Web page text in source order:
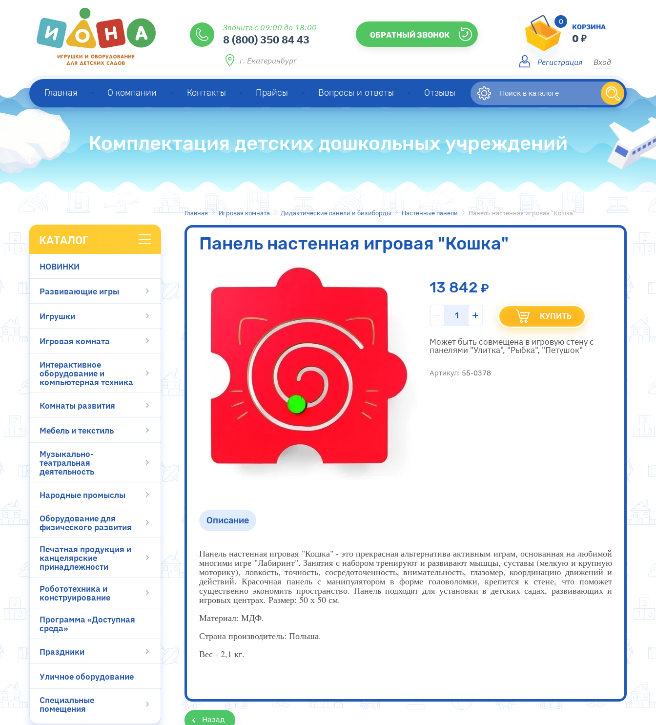
Звоните с 09:00 до 18:00
8 (800) 350 84 43
г. Екатеринбург
ОБРАТНЫЙ ЗВОНОК
0
КОРЗИНА
0
Регистрация Вход
Главная О компании Контакты Прайсы Вопросы и ответы Отзывы
Комплектация детских дошкольных учреждений
КАТАЛОГ
НОВИНКИ
Развивающие игры
Игрушки
Игровая комната
Интерактивное
оборудование и
компьютерная техника
Комнаты развития
Мебель и текстиль
Музыкально-
театральная
деятельность
Народные промыслы
Оборудование для
физического развития
Печатная продукция и
канцелярские
принадлежности
Робототехника и
конструирование
Программа «Доступная
среда»
Праздники
Уличное оборудование
Специальные
помещения
Главная Игровая комната Дидактические панели и бизиборды Настенные панели Панель настенная игровая "Кошка"
Панель настенная игровая "Кошка"
13 842
КУПИТЬ
Может быть совмещена в игровую стену с
панелями "Улитка", "Рыбка", "Петушок"
Артикул: 55-0378
Описание
Панель настенная игровая "Кошка" - это прекрасная альтернатива активным играм, основанная на любимой
многими игре "Лабиринт". Занятия с набором тренируют и развивают мышцы, суставы (мелкую и крупную
моторику), ловкость, точность, сосредоточенность, внимательность, глазомер, координацию движений и
действий. Красочная панель с манипулятором в форме головоломки, крепится к стене, что поможет
существенно экономить пространство. Панель подходят для установки в детских садах, развивающих и
игровых центрах. Размер: 50 х 50 см.
Материал: МДФ.
Страна производитель: Польша.
Вес - 2,1 кг.
Назад